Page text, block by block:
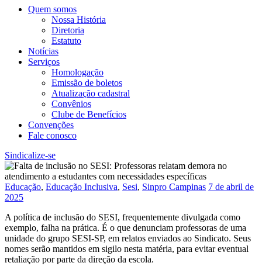
Quem somos
Nossa História
Diretoria
Estatuto
Notícias
Serviços
Homologação
Emissão de boletos
Atualização cadastral
Convênios
Clube de Benefícios
Convenções
Fale conosco
Sindicalize-se
Educação, Educação Inclusiva, Sesi, Sinpro Campinas 7 de abril de
2025
A política de inclusão do SESI, frequentemente divulgada como
exemplo, falha na prática. É o que denunciam professoras de uma
unidade do grupo SESI-SP, em relatos enviados ao Sindicato. Seus
nomes serão mantidos em sigilo nesta matéria, para evitar eventual
retaliação por parte da direção da escola.